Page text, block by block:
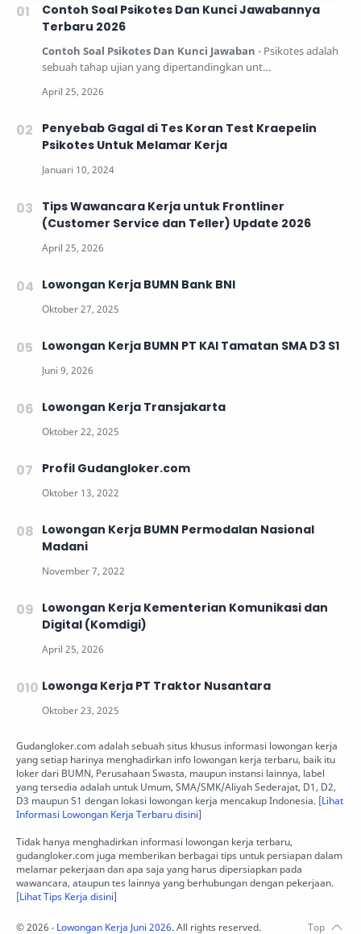
Contoh Soal Psikotes Dan Kunci Jawabannya
Terbaru 2026
Contoh Soal Psikotes Dan Kunci Jawaban - Psikotes adalah
sebuah tahap ujian yang dipertandingkan unt…
Penyebab Gagal di Tes Koran Test Kraepelin
Psikotes Untuk Melamar Kerja
Tips Wawancara Kerja untuk Frontliner
(Customer Service dan Teller) Update 2026
Lowongan Kerja BUMN Bank BNI
Lowongan Kerja BUMN PT KAI Tamatan SMA D3 S1
Lowongan Kerja Transjakarta
Profil Gudangloker.com
Lowongan Kerja BUMN Permodalan Nasional
Madani
Lowongan Kerja Kementerian Komunikasi dan
Digital (Komdigi)
Lowonga Kerja PT Traktor Nusantara
Gudangloker.com adalah sebuah situs khusus informasi lowongan kerja
yang setiap harinya menghadirkan info lowongan kerja terbaru, baik itu
loker dari BUMN, Perusahaan Swasta, maupun instansi lainnya, label
yang tersedia adalah untuk Umum, SMA/SMK/Aliyah Sederajat, D1, D2,
D3 maupun S1 dengan lokasi lowongan kerja mencakup Indonesia. [Lihat
Informasi Lowongan Kerja Terbaru disini]
Tidak hanya menghadirkan informasi lowongan kerja terbaru,
gudangloker.com juga memberikan berbagai tips untuk persiapan dalam
melamar pekerjaan dan apa saja yang harus dipersiapkan pada
wawancara, ataupun tes lainnya yang berhubungan dengan pekerjaan.
[Lihat Tips Kerja disini]
©2026 ‧ Lowongan Kerja Juni 2026. All rights reserved.